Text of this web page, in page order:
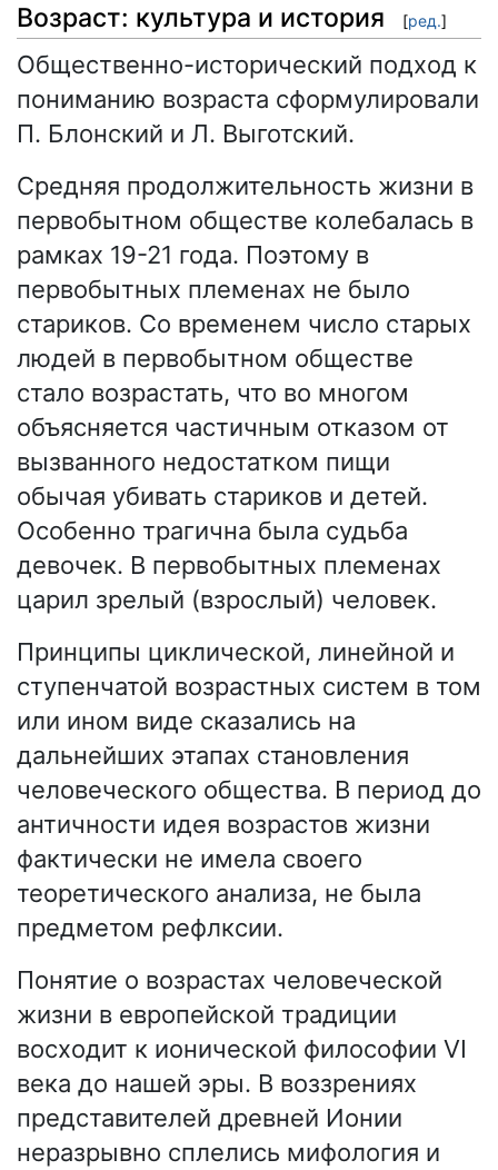
Возраст: культура и история [ред.]
Общественно-исторический подход к
пониманию возраста сформулировали
П. Блонский и Л. Выготский.
Средняя продолжительность жизни в
первобытном обществе колебалась в
рамках 19-21 года. Поэтому в
первобытных племенах не было
стариков. Со временем число старых
людей в первобытном обществе
стало возрастать, что во многом
объясняется частичным отказом от
вызванного недостатком пищи
обычая убивать стариков и детей.
Особенно трагична была судьба
девочек. В первобытных племенах
царил зрелый (взрослый) человек.
Принципы циклической, линейной и
ступенчатой возрастных систем в том
или ином виде сказались на
дальнейших этапах становления
человеческого общества. В период до
античности идея возрастов жизни
фактически не имела своего
теоретического анализа, не была
предметом рефлксии.
Понятие о возрастах человеческой
жизни в европейской традиции
восходит к ионической философии VI
века до нашей эры. В воззрениях
представителей древней Ионии
неразрывно сплелись мифология и